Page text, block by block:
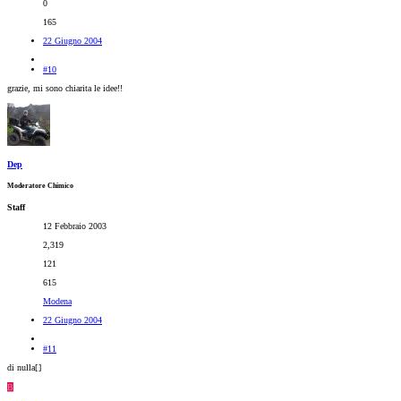
0
165
22 Giugno 2004
#10
grazie, mi sono chiarita le idee!!
Dep
Moderatore Chimico
Staff
12 Febbraio 2003
2,319
121
615
Modena
22 Giugno 2004
#11
di nulla[]
B